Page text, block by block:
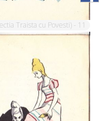
Traista cu Povesti) - 11